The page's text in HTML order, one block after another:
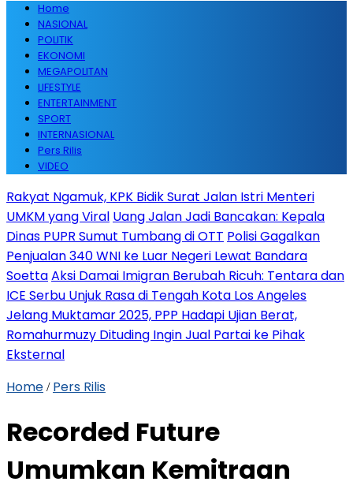
Home
NASIONAL
POLITIK
EKONOMI
MEGAPOLITAN
LIFESTYLE
ENTERTAINMENT
SPORT
INTERNASIONAL
Pers Rilis
VIDEO
Rakyat Ngamuk, KPK Bidik Surat Jalan Istri Menteri
UMKM yang Viral Uang Jalan Jadi Bancakan: Kepala
Dinas PUPR Sumut Tumbang di OTT Polisi Gagalkan
Penjualan 340 WNI ke Luar Negeri Lewat Bandara
SoettaAksi Damai Imigran Berubah Ricuh: Tentara dan
ICE Serbu Unjuk Rasa di Tengah Kota Los Angeles
Jelang Muktamar 2025, PPP Hadapi Ujian Berat,
Romahurmuzy Dituding Ingin Jual Partai ke Pihak
Eksternal
Home / Pers Rilis
Recorded Future
Umumkan Kemitraan